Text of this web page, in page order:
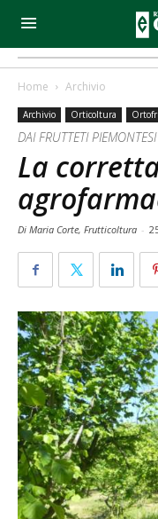
Home Archivio
Archivio Orticoltura
DAI FRUTTETI PIEMONTESI
La
Di Maria Corte, Frutticoltura -